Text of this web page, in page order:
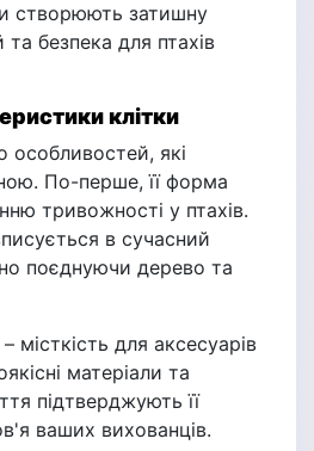
створюють затишну
безпека для птахів
клітки
особливостей, які
По-перше, її форма
тривожності у птахів.
в сучасний
поєднуючи дерево та
місткість для аксесуарів
матеріали та
підтверджують її
ваших вихованців.